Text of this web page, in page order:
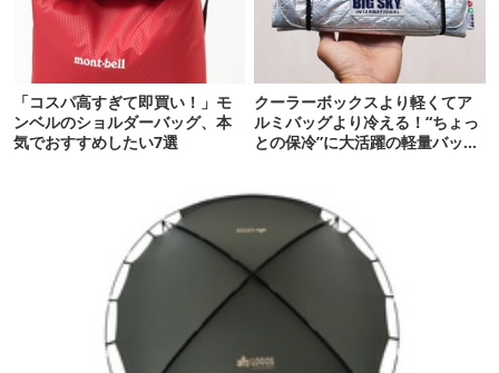
「コスパ高すぎて即買い！」モ
ンベルのショルダーバッグ、本
気でおすすめしたい7選
クーラーボックスより軽くてア
ルミバッグより冷える！“ちょっ
との保冷”に大活躍の軽量バッグ